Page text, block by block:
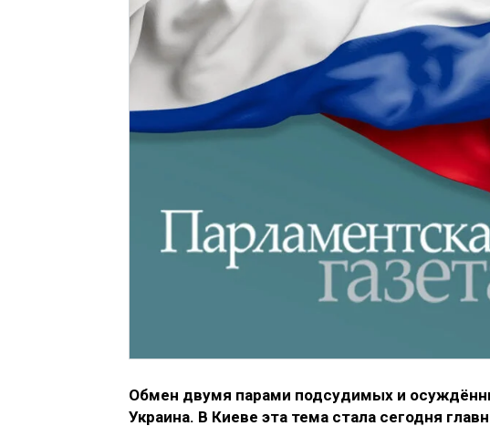
Обмен двумя парами подсудимых и
Украина. В Киеве эта тема стала сегодня